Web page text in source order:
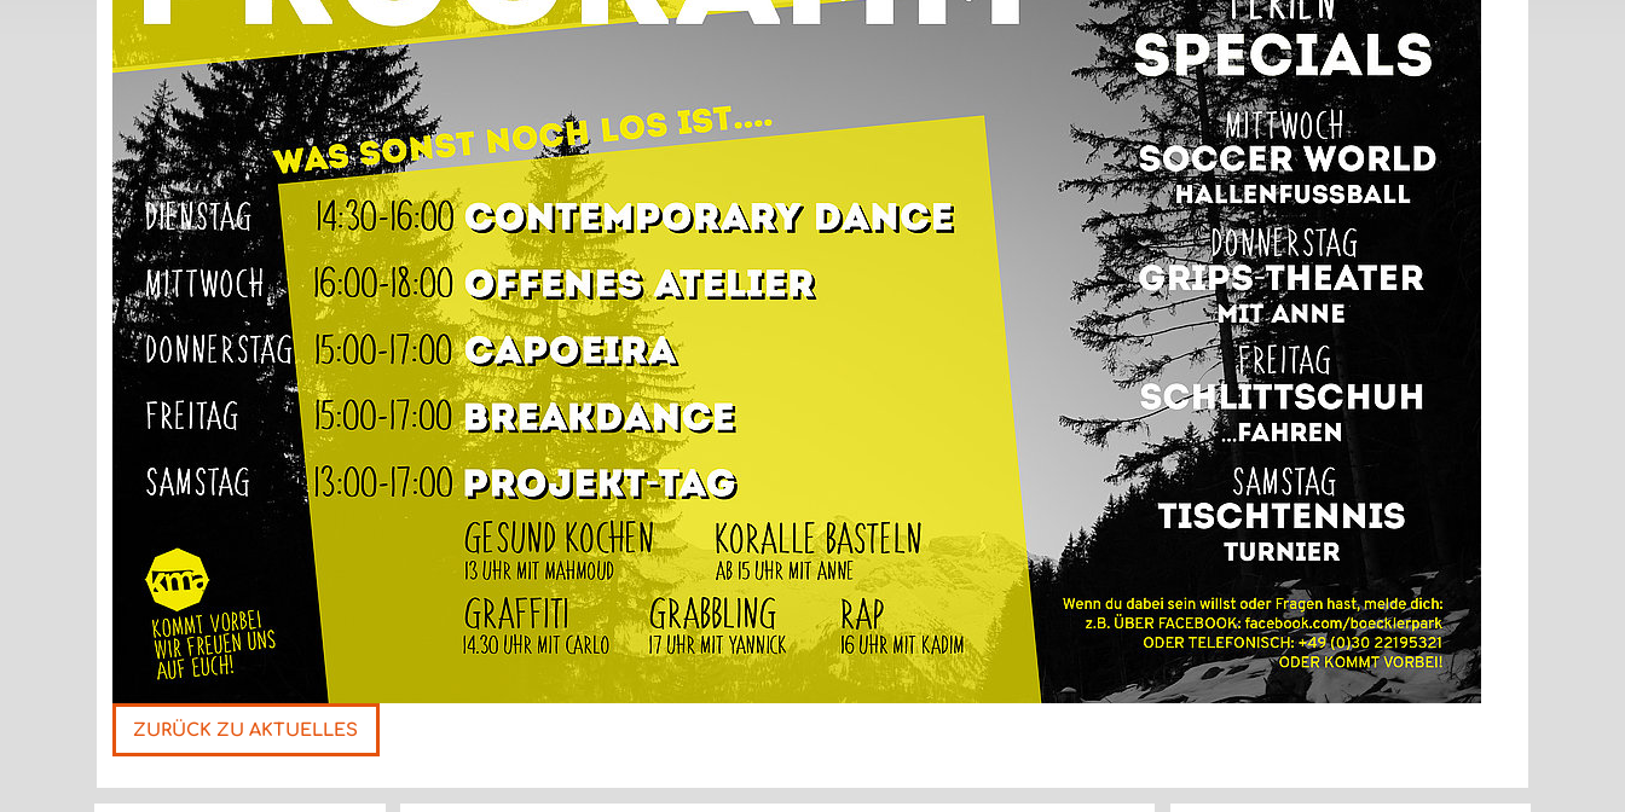
ZURÜCK ZU AKTUELLES
Nächste